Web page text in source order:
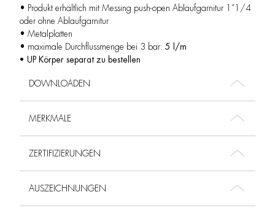
• Produkt erhältlich mit Messing push-open Ablaufgarnitur 1”1/4
oder ohne Ablaufgarnitur
• Metalplatten
• maximale Durchflussmenge bei 3 bar: 5 l/m
• UP Körper separat zu bestellen
DOWNLOADEN
MERKMALE
ZERTIFIZIERUNGEN
AUSZEICHNUNGEN